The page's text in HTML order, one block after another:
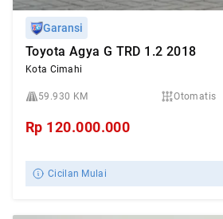
Garansi
Toyota Agya G TRD 1.2 2018
Kota Cimahi
59.930 KM Otomatis
Rp 120.000.000
Cicilan Mulai